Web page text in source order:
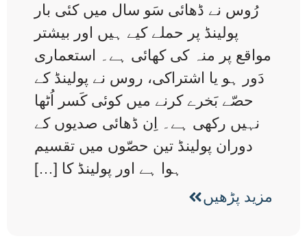
رُوس نے ڈھائی سَو سال میں کئی بار
پولینڈ پر حملے کیے ہیں اور بیشتر
مواقع پر منہ کی کھائی ہے۔ استعماری
دَور ہو یا اشتراکی، روس نے پولینڈ کے
حصّے بَخرے کرنے میں کوئی کَسر اُٹھا
نہیں رکھی ہے۔ اِن ڈھائی صدیوں کے
دوران پولینڈ تین حصّوں میں تقسیم
ہوا ہے اور پولینڈ کا […]
مزید پڑھیں